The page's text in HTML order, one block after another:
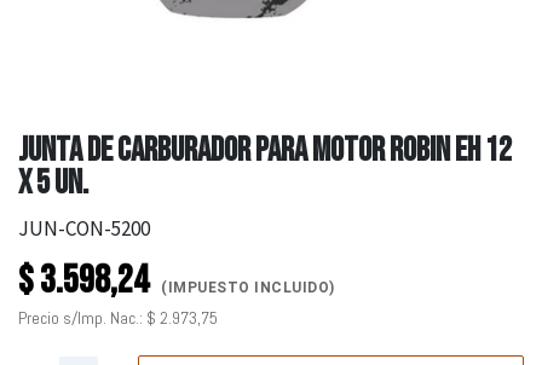
JUNTA DE CARBURADOR PARA MOTOR ROBIN EH 12
X 5 UN.
JUN-CON-5200
$3.598,24 (IMPUESTO INCLUIDO)
Precio s/Imp. Nac.: $ 2.973,75